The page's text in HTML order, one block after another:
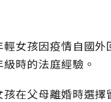
輕女孩因疫情自國
時的法庭經驗。
孩在父母離婚時選